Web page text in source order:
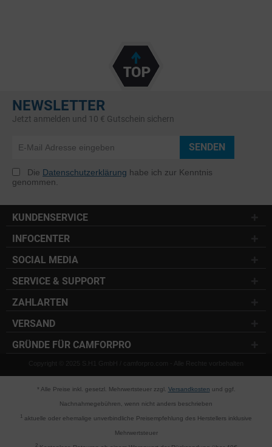
NEWSLETTER
Jetzt anmelden und 10 € Gutschein sichern
SENDEN
Die Datenschutzerklärung habe ich zur Kenntnis
genommen.
KUNDENSERVICE
INFOCENTER
SOCIAL MEDIA
SERVICE & SUPPORT
ZAHLARTEN
VERSAND
GRÜNDE FÜR CAMFORPRO
Copyright © 2025 S.H1 GmbH / camforpro.com - Alle Rechte vorbehalten
* Alle Preise inkl. gesetzl. Mehrwertsteuer zzgl. Versandkosten und ggf.
Nachnahmegebühren, wenn nicht anders beschrieben
aktuelle oder ehemalige unverbindliche Preisempfehlung des Herstellers inklusive
Mehrwertsteuer
2